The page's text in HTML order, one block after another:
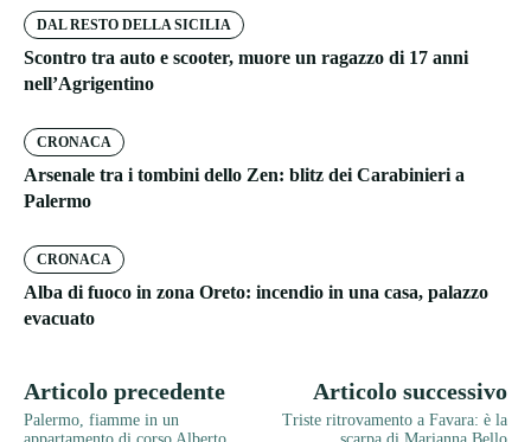
DAL RESTO DELLA SICILIA
Scontro tra auto e scooter, muore un ragazzo di 17 anni
nell’Agrigentino
CRONACA
Arsenale tra i tombini dello Zen: blitz dei Carabinieri a
Palermo
CRONACA
Alba di fuoco in zona Oreto: incendio in una casa, palazzo
evacuato
Articolo precedente
Palermo, fiamme in un
Articolo successivo
Triste ritrovamento a Favara: è la